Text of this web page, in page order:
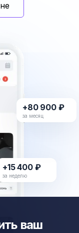
+15 400 ₽
за неделю
+80 900 ₽
за месяц
ваш